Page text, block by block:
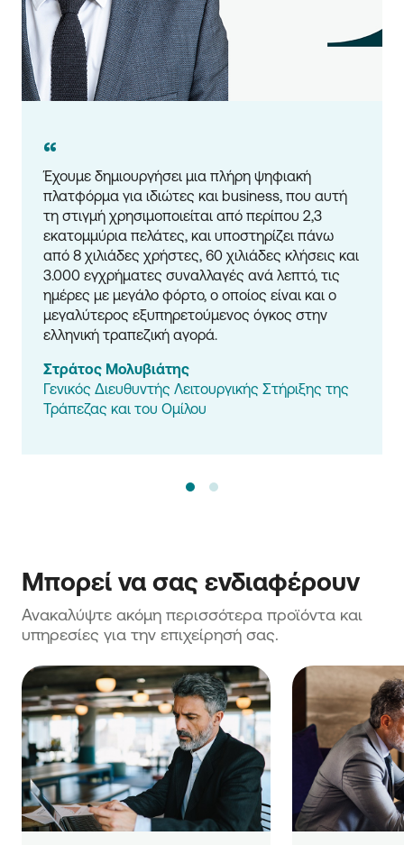
“
Έχουμε δημιουργήσει μια πλήρη ψηφιακή
πλατφόρμα για ιδιώτες και business, που αυτή
τη στιγμή χρησιμοποιείται από περίπου 2,3
εκατομμύρια πελάτες, και υποστηρίζει πάνω
από 8 χιλιάδες χρήστες, 60 χιλιάδες κλήσεις και
3.000 εγχρήματες συναλλαγές ανά λεπτό, τις
ημέρες με μεγάλο φόρτο, ο οποίος είναι και ο
μεγαλύτερος εξυπηρετούμενος όγκος στην
ελληνική τραπεζική αγορά.
Στράτος Μολυβιάτης
Γενικός Διευθυντής Λειτουργικής Στήριξης της
Τράπεζας και του Ομίλου
Μπορεί να σας ενδιαφέρουν
Ανακαλύψτε ακόμη περισσότερα προϊόντα και
υπηρεσίες για την επιχείρησή σας.